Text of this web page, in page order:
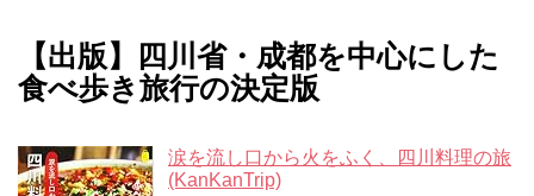
【出版】四川省・成都を中心にした
食べ歩き旅行の決定版
涙を流し口から火をふく、四川料理の旅
(KanKanTrip)